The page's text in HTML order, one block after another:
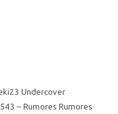
Undercover
– Rumores Rumores